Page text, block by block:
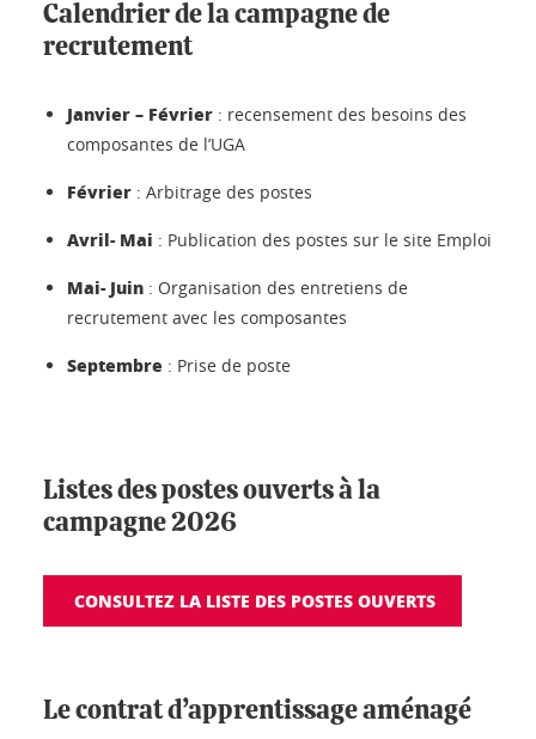
Calendrier de la campagne de
recrutement
Janvier – Février : recensement des besoins des
composantes de l’UGA
Février : Arbitrage des postes
Avril- Mai : Publication des postes sur le site Emploi
Mai- Juin : Organisation des entretiens de
recrutement avec les composantes
Septembre : Prise de poste
Listes des postes ouverts à la
campagne 2026
CONSULTEZ LA LISTE DES POSTES OUVERTS
Le contrat d’apprentissage aménagé